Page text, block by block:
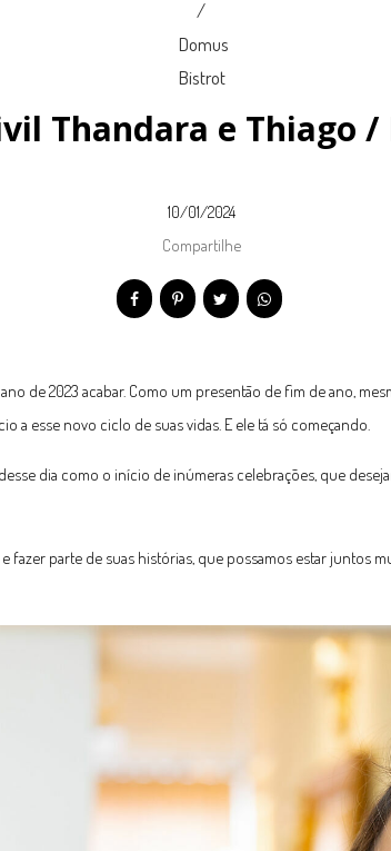
Thandara e Thiago
10/01/2024
Compartilhe
de 2023 acabar. Como um presentão de fim de ano,
a esse novo ciclo de suas vidas. E ele tá só começando.
dia como o início de inúmeras celebrações, que
fazer parte de suas histórias, que possamos estar juntos